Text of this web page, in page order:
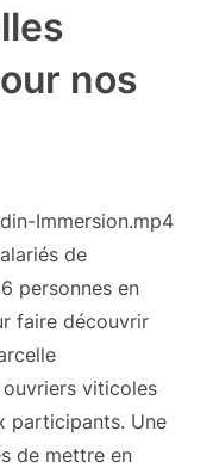
nos
Immersion.mp4
de
personnes en
faire découvrir
viticoles
participants. Une
de mettre en